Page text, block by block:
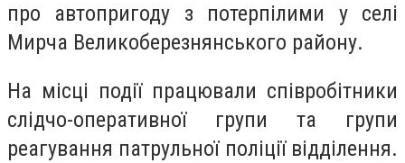
про автопригоду з потерпілими у селі
Мирча Великоберезнянського району.
На місці події працювали співробітники
слідчо-оперативної групи та групи
реагування патрульної поліції відділення.